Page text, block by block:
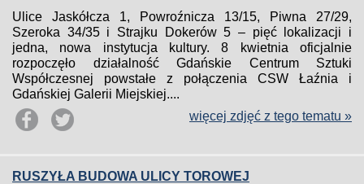
Ulice Jaskółcza 1, Powroźnicza 13/15, Piwna 27/29,
Szeroka 34/35 i Strajku Dokerów 5 – pięć lokalizacji i
jedna, nowa instytucja kultury. 8 kwietnia oficjalnie
rozpoczęło działalność Gdańskie Centrum Sztuki
Współczesnej powstałe z połączenia CSW Łaźnia i
Gdańskiej Galerii Miejskiej....
więcej zdjęć z tego tematu »
RUSZYŁA BUDOWA ULICY TOROWEJ